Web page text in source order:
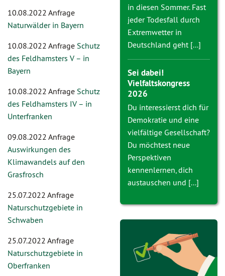
10.08.2022 Anfrage
Naturwälder in Bayern
10.08.2022 Anfrage Schutz
des Feldhamsters V – in
Bayern
10.08.2022 Anfrage Schutz
des Feldhamsters IV – in
Unterfranken
09.08.2022 Anfrage
Auswirkungen des
Klimawandels auf den
Grasfrosch
25.07.2022 Anfrage
Naturschutzgebiete in
Schwaben
25.07.2022 Anfrage
Naturschutzgebiete in
Oberfranken
in diesen Sommer. Fast
jeder Todesfall durch
Extremwetter in
Deutschland geht [...]
Sei dabei!
Vielfaltskongress
2026
Du interessierst dich für
Demokratie und eine
vielfältige Gesellschaft?
Du möchtest neue
Perspektiven
kennenlernen, dich
austauschen und [...]